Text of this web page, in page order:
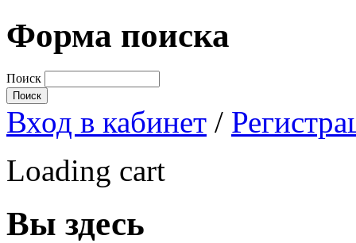
Форма поиска
Поиск
Вход в кабинет /
Loading cart
Вы здесь